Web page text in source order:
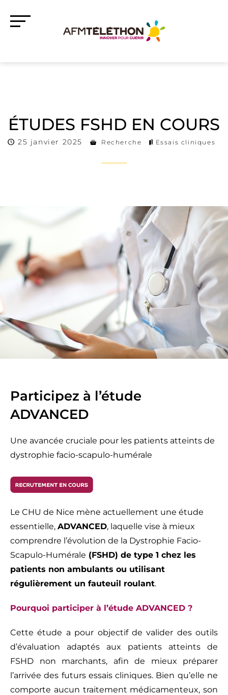
ÉTUDES FSHD EN COURS
25 janvier 2025 Recherche Essais cliniques
Participez à l’étude
ADVANCED
Une avancée cruciale pour les patients atteints de
dystrophie facio-scapulo-humérale
Le CHU de Nice mène actuellement une étude
essentielle, ADVANCED, laquelle vise à mieux
comprendre l’évolution de la Dystrophie Facio-
Scapulo-Humérale (FSHD) de type 1 chez les
patients non ambulants ou utilisant
régulièrement un fauteuil roulant.
Pourquoi participer à l’étude ADVANCED ?
Cette étude a pour objectif de valider des outils
d’évaluation adaptés aux patients atteints de
FSHD non marchants, afin de mieux préparer
l’arrivée des futurs essais cliniques. Bien qu’elle ne
comporte aucun traitement médicamenteux, son